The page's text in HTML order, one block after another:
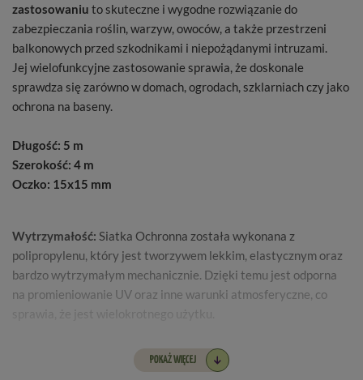
zastosowaniu to skuteczne i wygodne rozwiązanie do
zabezpieczania roślin, warzyw, owoców, a także przestrzeni
balkonowych przed szkodnikami i niepożądanymi intruzami.
Jej wielofunkcyjne zastosowanie sprawia, że doskonale
sprawdza się zarówno w domach, ogrodach, szklarniach czy jako
ochrona na baseny.
Długość: 5 m
Szerokość: 4 m
Oczko: 15x15 mm
Wytrzymałość: Siatka Ochronna została wykonana z
polipropylenu, który jest tworzywem lekkim, elastycznym oraz
bardzo wytrzymałym mechanicznie. Dzięki temu jest odporna
na promieniowanie UV oraz inne warunki atmosferyczne, co
Produkt jest bardzo prosty w montażu. Należy
narzucić go na obszar, który chcemy chronić i przymocować do
POKAŻ WIĘCEJ